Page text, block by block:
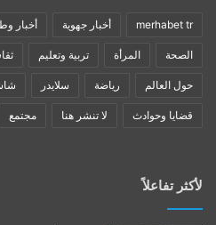
merhabet tr أخبار جهوية أخبار
الصحة المرأة تربية وتعليم
حول العالم رياضة سلايدر
قضايا وحوادث لا تنشر هنا مجتمع
لأكثر تفاعلاً